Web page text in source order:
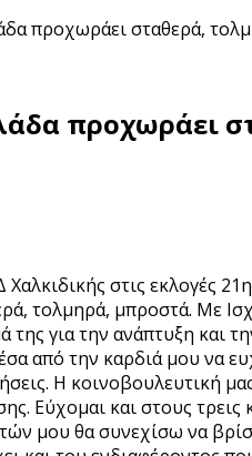
προχωράει σταθερά,
προχωράει
στις εκλογές
τολμηρά, μπροστά. Με
της για την ανάπτυξη και
από την καρδιά μου να
Η κοινοβουλευτική
Εύχομαι και στους
μου θα συνεχίσω να